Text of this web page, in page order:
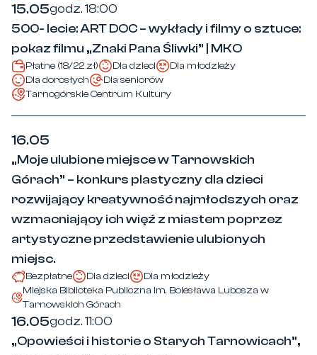
15.05godz. 18:00
500- lecie: ART DOC – wykłady i filmy o sztuce:
pokaz filmu „Znaki Pana Śliwki” | MKO
Płatne (18/22 zł) Dla dzieci
Dla młodzieży
Dla dorosłych
Dla seniorów
Tarnogórskie Centrum Kultury
16.05
„Moje ulubione miejsce w Tarnowskich
Górach” – konkurs plastyczny dla dzieci
rozwijający kreatywność najmłodszych oraz
wzmacniający ich więź z miastem poprzez
artystyczne przedstawienie ulubionych
miejsc.
Bezpłatne Dla dzieci
Dla młodzieży
Miejska Biblioteka Publiczna im. Bolesława Lubosza w
Tarnowskich Górach
16.05godz. 11:00
„Opowieści i historie o Starych Tarnowicach”,